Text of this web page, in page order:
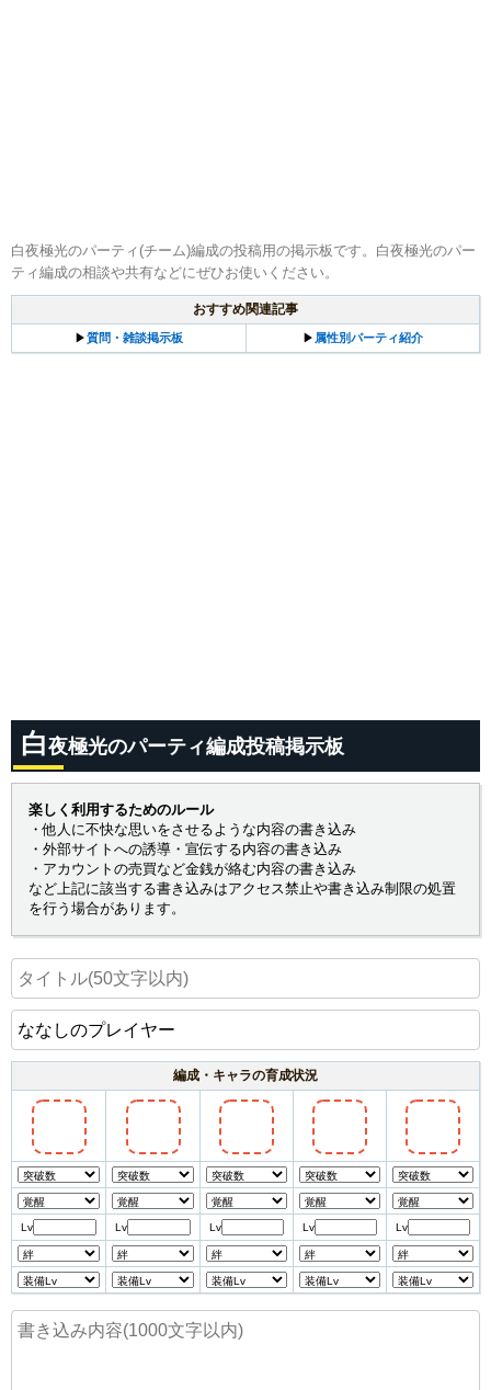
白夜極光のパーティ(チーム)編成の投稿用の掲示板です。白夜極光のパー
ティ編成の相談や共有などにぜひお使いください。
おすすめ関連記事
▶︎質問・雑談掲示板 ▶︎ 属性別パーティ紹介
白夜極光のパーティ編成投稿掲示板
楽しく利用するためのルール
・他人に不快な思いをさせるような内容の書き込み
・外部サイトへの誘導・宣伝する内容の書き込み
・アカウントの売買など金銭が絡む内容の書き込み
など上記に該当する書き込みはアクセス禁止や書き込み制限の処置
を行う場合があります。
編成・キャラの育成状況
Lv Lv Lv Lv Lv